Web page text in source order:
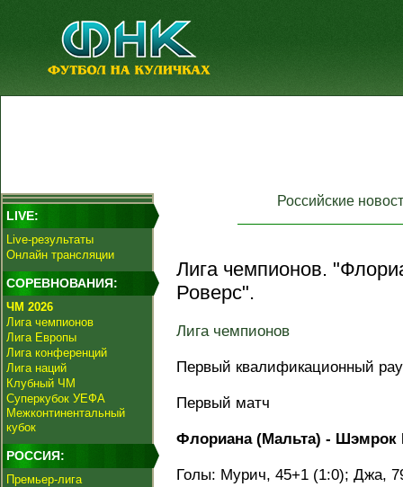
LIVE:
Live-результаты
Онлайн трансляции
СОРЕВНОВАНИЯ:
ЧМ 2026
Лига чемпионов
Лига Европы
Лига конференций
Лига наций
Клубный ЧМ
Суперкубок УЕФА
Межконтинентальный
кубок
РОССИЯ:
Премьер-лига
Российские
Лига чемпионов.
Роверс".
Лига чемпионов
Первый квалификационный
Первый матч
Флориана (Мальта) - Шэмрок
Голы: Мурич, 45+1 (1:0); Джа,